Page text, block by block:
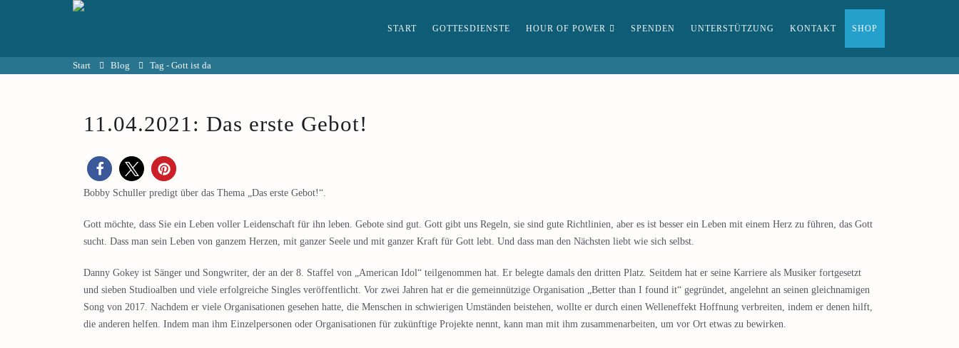
START GOTTESDIENSTE HOUR OF POWER SPENDEN UNTERSTÜTZUNG KONTAKT SHOP
Start Blog Tag - Gott ist da
11.04.2021: Das erste Gebot!
Bobby Schuller predigt über das Thema „Das erste Gebot!“.
Gott möchte, dass Sie ein Leben voller Leidenschaft für ihn leben. Gebote sind gut. Gott gibt uns Regeln, sie sind gute Richtlinien, aber es ist besser ein Leben mit einem Herz zu führen, das Gott
sucht. Dass man sein Leben von ganzem Herzen, mit ganzer Seele und mit ganzer Kraft für Gott lebt. Und dass man den Nächsten liebt wie sich selbst.
Danny Gokey ist Sänger und Songwriter, der an der 8. Staffel von „American Idol“ teilgenommen hat. Er belegte damals den dritten Platz. Seitdem hat er seine Karriere als Musiker fortgesetzt
und sieben Studioalben und viele erfolgreiche Singles veröffentlicht. Vor zwei Jahren hat er die gemeinnützige Organisation „Better than I found it“ gegründet, angelehnt an seinen gleichnamigen
Song von 2017. Nachdem er viele Organisationen gesehen hatte, die Menschen in schwierigen Umständen beistehen, wollte er durch einen Welleneffekt Hoffnung verbreiten, indem er denen hilft,
die anderen helfen. Indem man ihm Einzelpersonen oder Organisationen für zukünftige Projekte nennt, kann man mit ihm zusammenarbeiten, um vor Ort etwas zu bewirken.